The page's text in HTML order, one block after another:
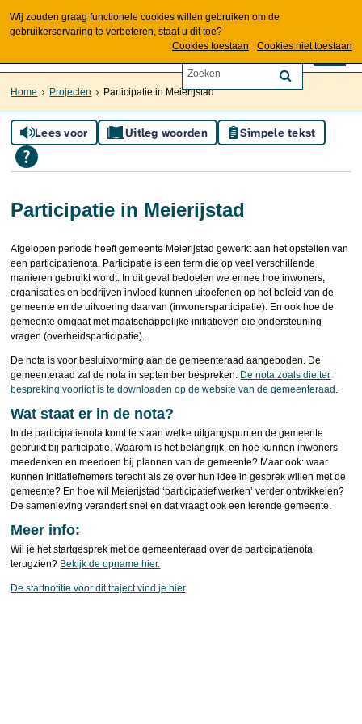
Wij zouden graag functionele cookies willen gebruiken om de
gebruikerservaring te verbeteren, staat u dit toe?
Cookies toestaan
Cookies niet toestaan
Home Projecten Participatie in Meierijstad
Lees voor Uitleg woorden Simpele tekst
Participatie in Meierijstad
Afgelopen periode heeft gemeente Meierijstad gewerkt aan het opstellen van
een participatienota. Participatie is een term die op veel verschillende
manieren gebruikt wordt. In dit geval bedoelen we ermee hoe inwoners,
organisaties en bedrijven invloed kunnen uitoefenen op het beleid van de
gemeente en de uitvoering daarvan (inwonersparticipatie). En ook hoe de
gemeente omgaat met maatschappelijke initiatieven die ondersteuning
vragen (overheidsparticipatie).
De nota is voor besluitvorming aan de gemeenteraad aangeboden. De
gemeenteraad zal de nota in september bespreken. De nota zoals die ter
bespreking voorligt is te downloaden op de website van de gemeenteraad
Wat staat er in de nota?
In de participatienota komt te staan welke uitgangspunten de gemeente
gebruikt bij participatie. Waarom is het belangrijk, en hoe kunnen inwoners
meedenken en meedoen bij plannen van de gemeente? Maar ook: waar
kunnen initiatiefnemers terecht als ze over hun idee in gesprek willen met de
gemeente? En hoe wil Meierijstad ‘participatief werken’ verder ontwikkelen?
De samenleving verandert snel en dat vraagt ook een lerende gemeente.
Meer info:
Wil je het startgesprek met de gemeenteraad over de participatienota
terugzien? Bekijk de opname hier.
De startnotitie voor dit traject vind je hier.